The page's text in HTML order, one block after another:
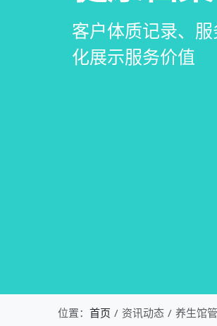
会员积分、套餐
升复购率与客单价
在线预约、智能
一目了然，提升资
客户体质记录、
化展示服务价值
一站式解决养生
销全流程数字化管
位置： 首页 资讯动态 养生馆